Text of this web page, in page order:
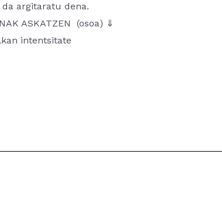
argitaratu dena.
ASKATZEN (osoa) ⇓
intentsitate